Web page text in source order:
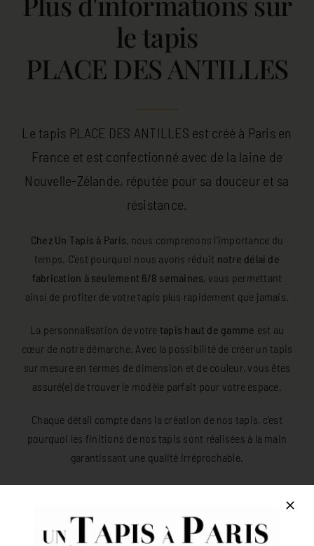
le tapis
PLACE DES ANTILLES
Le tapis PLACE DES ANTILLES est créé à Paris en
France et est confectionné avec de la laine de
Nouvelle-Zélande, réputée pour sa douceur et sa
résistance.
Chez Un Tapis à Paris , nous comprenons l’importance du
temps. C’est pourquoi nous avons réduit notre délai de
fabrication à seulement 6/8 semaines , vous permettant
ainsi de profiter de votre tapis plus rapidement que jamais.
La personnalisation de votre tapis haut de gamme est au
cœur de notre démarche. Avec la possibilité de créer un tapis
sur mesure en termes de dimension et de couleur, vous êtes
assuré(e) de trouver le modèle parfait pour votre espace.
Chaque détail compte dans la création de nos tapis, c’est
pourquoi les finitions de nos tapis sont réalisées à la main
garantissant une qualité irréprochable.